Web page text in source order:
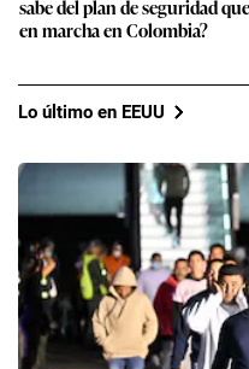
sabe del plan de seguridad
en marcha en Colombia?
Lo último en EEUU